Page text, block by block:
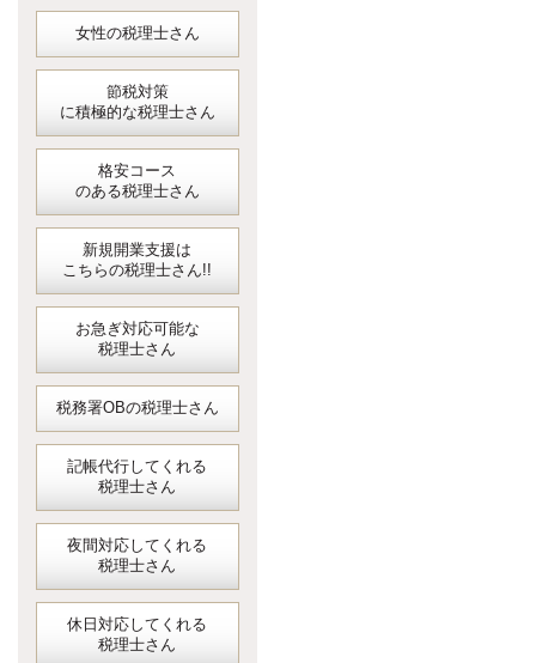
女性の税理士さん
節税対策
に積極的な税理士さん
格安コース
のある税理士さん
新規開業支援は
こちらの税理士さん!!
お急ぎ対応可能な
税理士さん
税務署OBの税理士さん
記帳代行してくれる
税理士さん
夜間対応してくれる
税理士さん
休日対応してくれる
税理士さん